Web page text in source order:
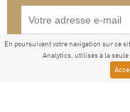
En poursuivant votre navigation sur ce
Analytics, utilisés à la seule